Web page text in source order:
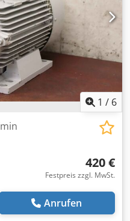
1 / 6
420 €
Festpreis zzgl. MwSt.
Anrufen